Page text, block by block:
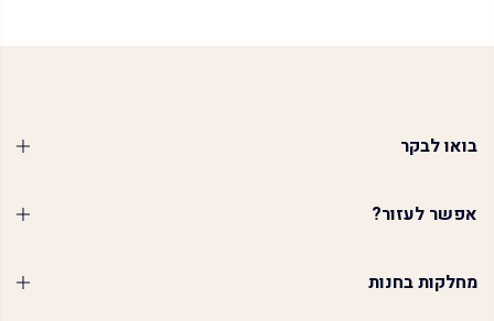
בואו לבקר
אפשר לעזור?
מחלקות בחנות